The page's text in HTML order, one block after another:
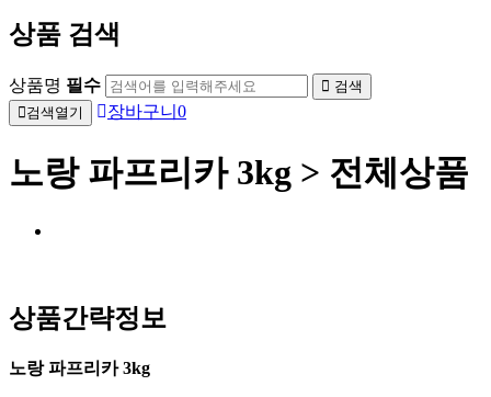
상품 검색
상품명 필수
검색
검색열기
장바구니 0
노랑 파프리카 3kg > 전체상품
상품간략정보
노랑 파프리카 3kg